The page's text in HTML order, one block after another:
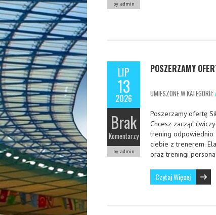
by admin
LIP
13
2026
Brak
Komentarzy
by admin
POSZERZAMY
UMIESZONE W KATEGORII:
Poszerzamy ofertę
Chcesz zacząć
trening odpowiednio
ciebie z trenerem.
oraz treningi
Czytaj Więcej